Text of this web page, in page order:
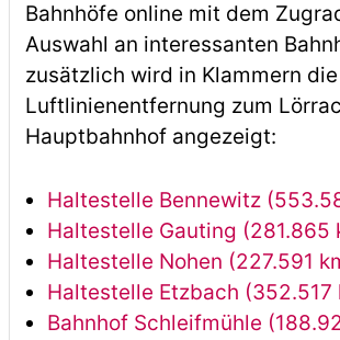
Bahnhöfe online mit dem
Auswahl an interessanten
zusätzlich wird in Klammern die
Luftlinienentfernung zum
Hauptbahnhof angezeigt:
Haltestelle Bennewitz
Haltestelle Gauting (281.865
Haltestelle Nohen (227.591
Haltestelle Etzbach (352.517
Bahnhof Schleifmühle